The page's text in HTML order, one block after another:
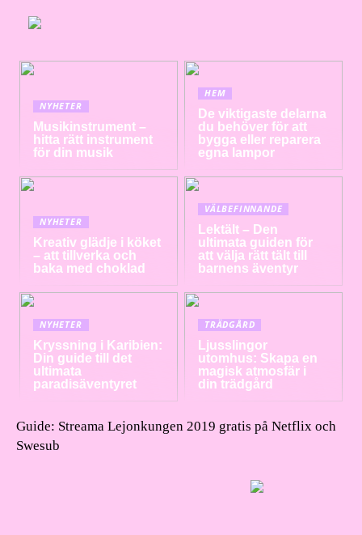
NYHETER
Musikinstrument –
hitta rätt instrument
för din musik
HEM
De viktigaste delarna
du behöver för att
bygga eller reparera
egna lampor
NYHETER
Kreativ glädje i köket
– att tillverka och
baka med choklad
VÄLBEFINNANDE
Lektält – Den
ultimata guiden för
att välja rätt tält till
barnens äventyr
NYHETER
Kryssning i Karibien:
Din guide till det
ultimata
paradisäventyret
TRÄDGÅRD
Ljusslingor
utomhus: Skapa en
magisk atmosfär i
din trädgård
Guide: Streama Lejonkungen 2019 gratis på Netflix och
Swesub